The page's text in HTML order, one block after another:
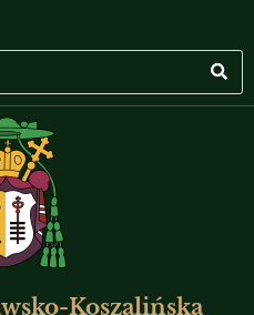
Koszalińska